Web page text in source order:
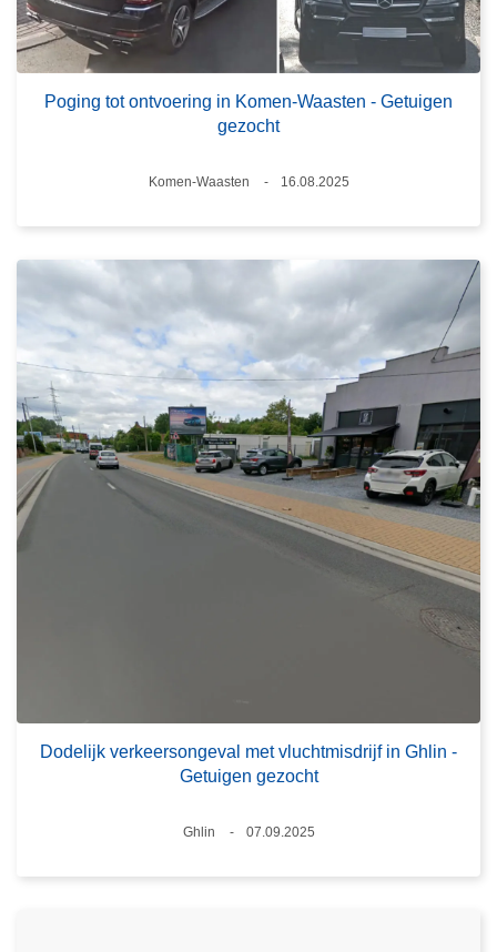
Poging tot ontvoering in Komen-Waasten - Getuigen
gezocht
Plaats
Komen-Waasten
16.08.2025
Dodelijk verkeersongeval met vluchtmisdrijf in Ghlin -
Getuigen gezocht
Plaats
Ghlin
07.09.2025